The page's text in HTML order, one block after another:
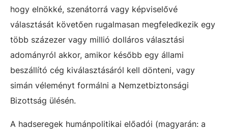
hogy elnökké, szenátorrá vagy képviselővé
választását követően rugalmasan megfeledkezik egy
több százezer vagy millió dolláros választási
adományról akkor, amikor később egy állami
beszállító cég kiválasztásáról kell dönteni, vagy
simán véleményt formálni a Nemzetbiztonsági
Bizottság ülésén.
A hadseregek humánpolitikai előadói (magyarán: a